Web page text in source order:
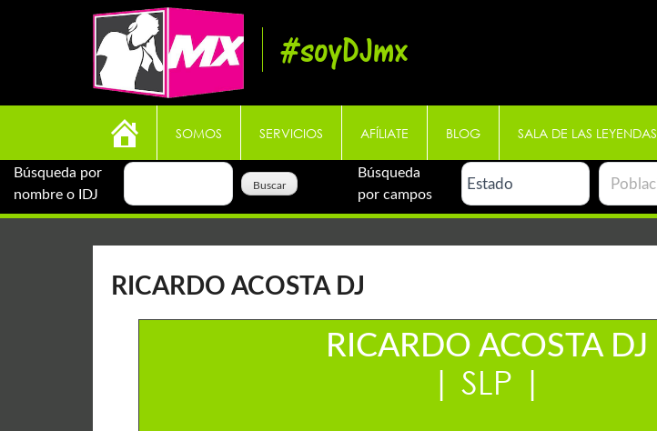
#soyDJmx
SOMOS SERVICIOS AFÍLIATE BLOG SALA DE LAS LEYENDAS
Búsqueda por
nombre o IDJ
Búsqueda
por campos
RICARDO ACOSTA DJ
RICARDO ACOSTA DJ
| SLP |